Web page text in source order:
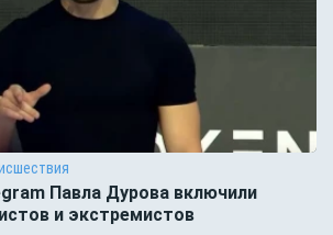
Павла Дурова включили
и экстремистов